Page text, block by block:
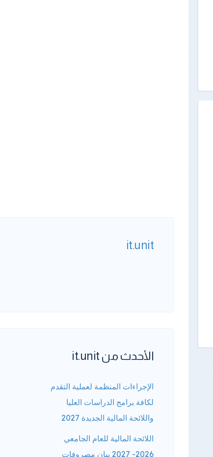
it.unit
الأحدث من it.unit
الإجراءات المنظمة لعملية التقدم
لكافة برامج الدراسات العليا
واللائحة المالية الجديدة 2027
اللائحة المالية للعام الجامعي
2026- 2027 بيان مصروفات